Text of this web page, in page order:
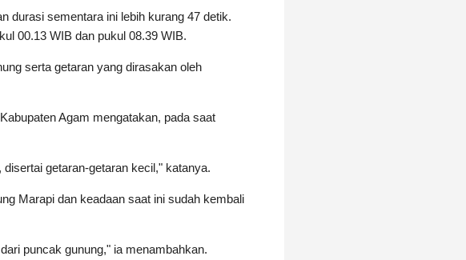
durasi sementara ini lebih kurang 47 detik.
00.13 WIB dan pukul 08.39 WIB.
serta getaran yang dirasakan oleh
Agam mengatakan, pada saat
getaran-getaran kecil," katanya.
Marapi dan keadaan saat ini sudah kembali
puncak gunung," ia menambahkan.